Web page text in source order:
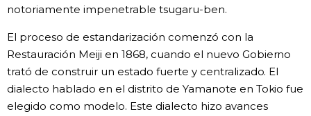
notoriamente impenetrable tsugaru-ben.
El proceso de estandarización comenzó con la
Restauración Meiji en 1868, cuando el nuevo Gobierno
trató de construir un estado fuerte y centralizado. El
dialecto hablado en el distrito de Yamanote en Tokio fue
elegido como modelo. Este dialecto hizo avances